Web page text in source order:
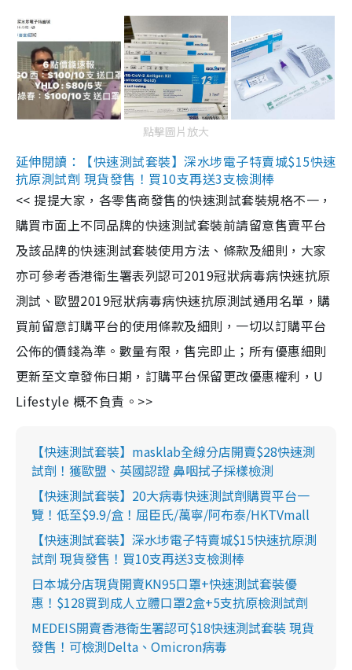
點擊圖片放大
延伸閱讀：【快速測試套裝】深水埗電子特賣城$15快速
抗原測試劑 現貨發售！買10支再送3支檢測棒
<< 提提大家，各零售商發售的快速測試套裝規格不一，
購買市面上不同品牌的快速測試套裝前請留意售賣平台
及該品牌的快速測試套裝使用方法、條款及細則，大家
亦可參考香港衞生署表列認可2019冠狀病毒病快速抗原
測試、歐盟2019冠狀病毒病快速抗原測試通用名單，購
買前留意訂購平台的使用條款及細則，一切以訂購平台
公佈的價錢為準。數量有限，售完即止；所有優惠細則
更新至文章發佈日期，訂購平台保留更改優惠權利，U
Lifestyle 概不負責。>>
【快速測試套裝】masklab全線分店開賣$28快速測
試劑！獲歐盟、英國認證 鼻咽拭子採樣檢測
【快速測試套裝】20大病毒快速測試劑購買平台一
覽！低至$9.9/盒！屈臣氏/萬寧/阿布泰/HKTVmall
【快速測試套裝】深水埗電子特賣城$15快速抗原測
試劑 現貨發售！買10支再送3支檢測棒
日本城分店現貨開賣KN95口罩+快速測試套裝優
惠！$128買到成人立體口罩2盒+5支抗原檢測試劑
MEDEIS開賣香港衛生署認可$18快速測試套裝 現貨
發售！可檢測Delta、Omicron病毒